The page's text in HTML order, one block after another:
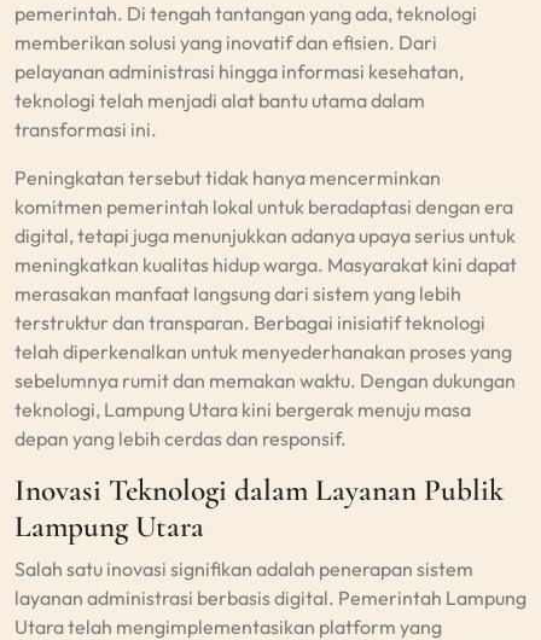
pemerintah. Di tengah tantangan yang ada, teknologi
memberikan solusi yang inovatif dan efisien. Dari
pelayanan administrasi hingga informasi kesehatan,
teknologi telah menjadi alat bantu utama dalam
transformasi ini.
Peningkatan tersebut tidak hanya mencerminkan
komitmen pemerintah lokal untuk beradaptasi dengan era
digital, tetapi juga menunjukkan adanya upaya serius untuk
meningkatkan kualitas hidup warga. Masyarakat kini dapat
merasakan manfaat langsung dari sistem yang lebih
terstruktur dan transparan. Berbagai inisiatif teknologi
telah diperkenalkan untuk menyederhanakan proses yang
sebelumnya rumit dan memakan waktu. Dengan dukungan
teknologi, Lampung Utara kini bergerak menuju masa
depan yang lebih cerdas dan responsif.
Inovasi Teknologi dalam Layanan Publik
Lampung Utara
Salah satu inovasi signifikan adalah penerapan sistem
layanan administrasi berbasis digital. Pemerintah Lampung
Utara telah mengimplementasikan platform yang